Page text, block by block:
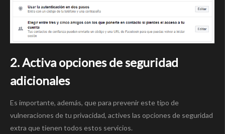
2. Activa opciones de seguridad
adicionales
Es importante, además, que para prevenir este tipo de
vulneraciones de tu privacidad, actives las opciones de seguridad
extra que tienen todos estos servicios.